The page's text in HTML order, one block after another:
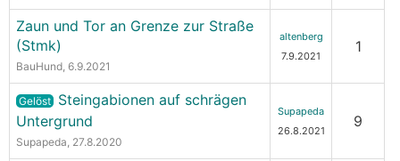
Zaun und Tor an Grenze zur Straße
(Stmk)
BauHund, 6.9.2021
altenberg
7.9.2021
1
Gelöst Steingabionen auf schrägen
Untergrund
Supapeda, 27.8.2020
Supapeda
26.8.2021
9